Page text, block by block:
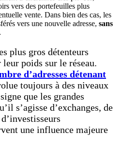
vers des portefeuilles plus
vente. Dans bien des cas, les
vers une nouvelle adresse, sans
.
plus gros détenteurs
poids sur le réseau.
d’adresses détenant
toujours à des niveaux
que les grandes
s’agisse d’exchanges, de
une influence majeure